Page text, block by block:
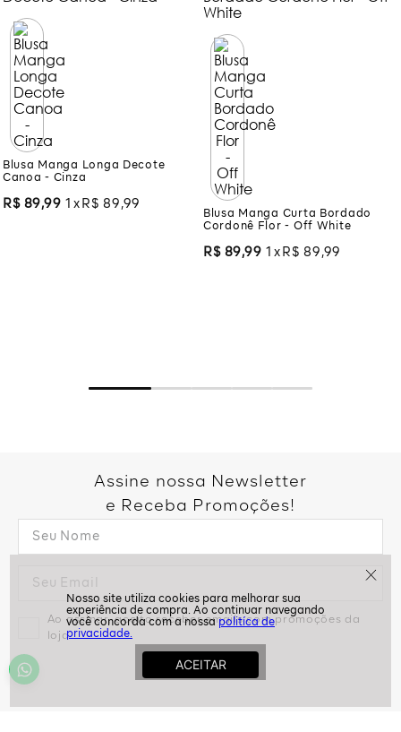
politíca de
privacidade.
Blusa Manga Longa Decote
Canoa - Cinza
R$ 89,99 1 R$ 89 ,99
Blusa Manga Curta Bordado
Cordonê Flor - Off White
R$ 89,99 1 R$ 89 ,99
Assine nossa Newsletter
e Receba Promoções!
Ao assinar, aceito receber emails com promoções da
loja
ASSINAR